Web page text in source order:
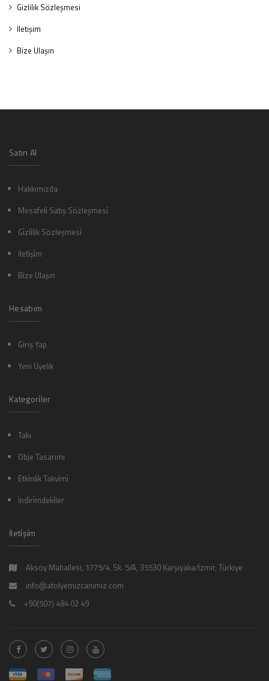
Gizlilik Sözleşmesi
İletişim
Bize Ulaşın
Satın Al
Hakkımızda
Mesafeli̇ Satış Sözleşmesi̇
Gi̇zli̇li̇k Sözleşmesi̇
İleti̇şi̇m
Bi̇ze Ulaşın
Hesabım
Giriş Yap
Yeni Üyelik
Kategori̇ler
Takı
Obje Tasarımı
Etki̇nli̇k Takvi̇mi̇
İndi̇ri̇mdeki̇ler
İleti̇şi̇m
Aksoy Mahallesi, 1775/4. Sk. 5/A, 35530 Karşıyaka/İzmir, Türkiye
info@atolyemizcanimiz.com
+90(507) 484 02 49